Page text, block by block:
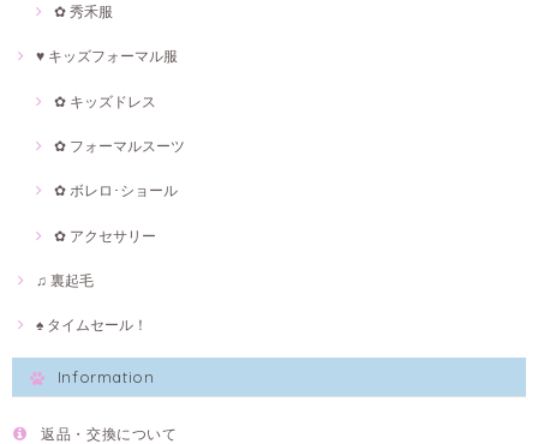
✿ 秀禾服
♥ キッズフォーマル服
✿ キッズドレス
✿ フォーマルスーツ
✿ ボレロ･ショール
✿ アクセサリー
♫ 裏起毛
♠ タイムセール！
Information
返品・交換について